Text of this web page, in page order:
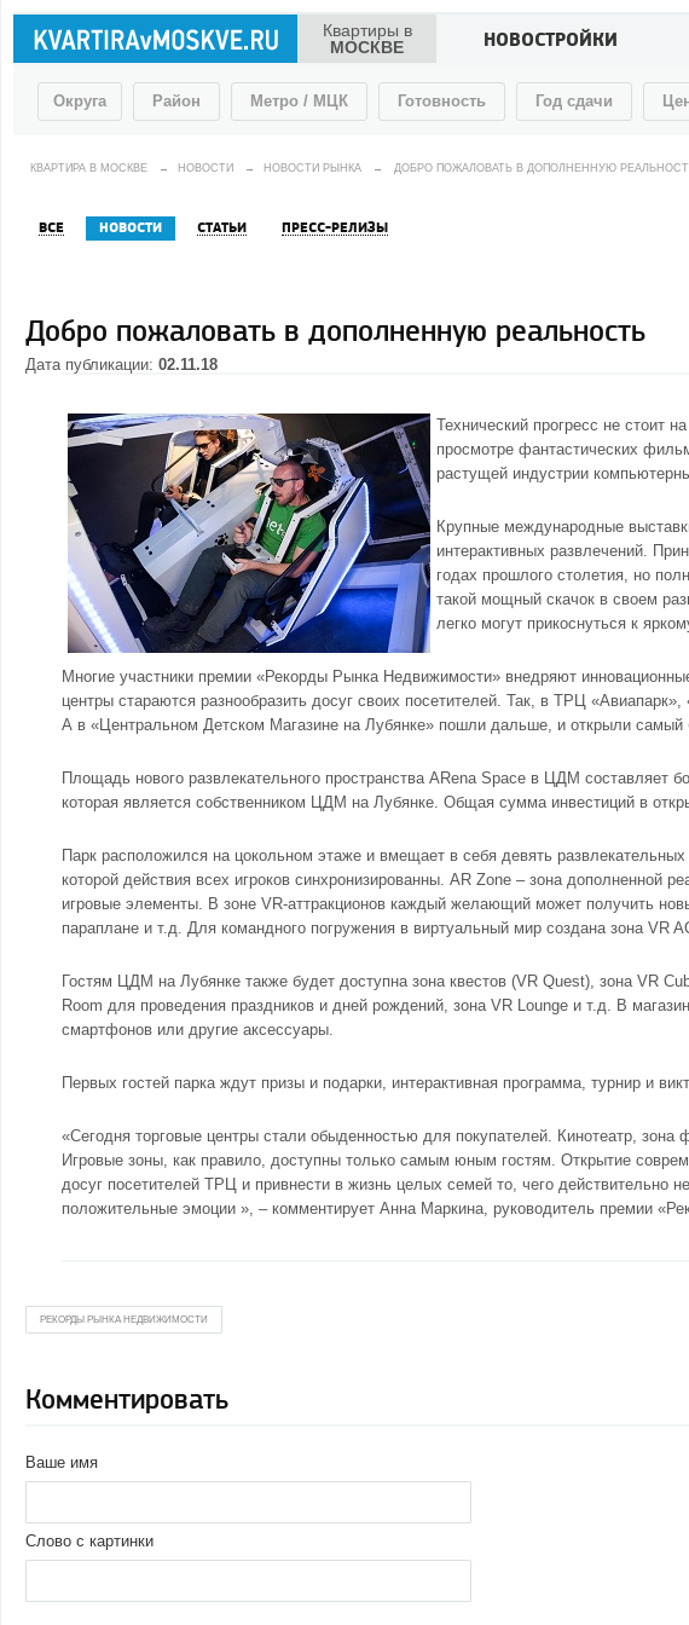
Квартиры в
МОСКВЕ
НОВОСТРОЙКИ
Округа Район Метро / МЦК Готовность Год сдачи
КВАРТИРА В МОСКВЕ → НОВОСТИ → НОВОСТИ РЫНКА → ДОБРО ПОЖАЛОВАТЬ В ДОПОЛНЕННУЮ
ВСЕ НОВОСТИ СТАТЬИ ПРЕСС-РЕЛИЗЫ
Добро пожаловать в дополненную реальность
Дата публикации: 02.11.18
Технический прогресс не стоит
просмотре фантастических
растущей индустрии
Крупные международные
интерактивных развлечений.
годах прошлого столетия, но
такой мощный скачок в своем
легко могут прикоснуться к
Многие участники премии «Рекорды Рынка Недвижимости» внедряют
центры стараются разнообразить досуг своих посетителей. Так, в ТРЦ
А в «Центральном Детском Магазине на Лубянке» пошли дальше, и открыли самый
Площадь нового развлекательного пространства ARena Space в ЦДМ составляет
которая является собственником ЦДМ на Лубянке. Общая сумма инвестиций в
Парк расположился на цокольном этаже и вмещает в себя девять
которой действия всех игроков синхронизированны. AR Zone – зона
игровые элементы. В зоне VR-аттракционов каждый желающий может получить
параплане и т.д. Для командного погружения в виртуальный мир создана зона VR
Гостям ЦДМ на Лубянке также будет доступна зона квестов (VR Quest), зона VR
Room для проведения праздников и дней рождений, зона VR Lounge и т.д. В
смартфонов или другие аксессуары.
Первых гостей парка ждут призы и подарки, интерактивная программа, турнир и
«Сегодня торговые центры стали обыденностью для покупателей. Кинотеатр, зона
Игровые зоны, как правило, доступны только самым юным гостям. Открытие
досуг посетителей ТРЦ и привнести в жизнь целых семей то, чего действительно
положительные эмоции », – комментирует Анна Маркина, руководитель премии
РЕКОРДЫ РЫНКА НЕДВИЖИМОСТИ
Комментировать
Ваше имя
Слово с картинки